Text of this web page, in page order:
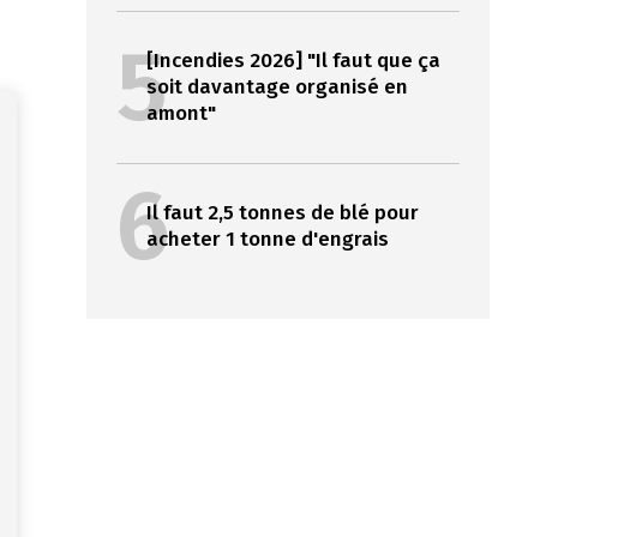
5[Incendies 2026] "Il faut que ça
soit davantage organisé en
amont"
6Il faut 2,5 tonnes de blé pour
acheter 1 tonne d'engrais